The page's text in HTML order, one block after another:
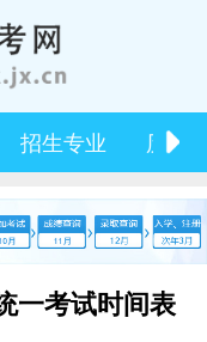
招生专业 历年
一考试时间表